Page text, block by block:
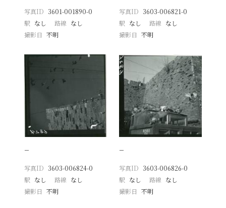
写真ID 3601-001890-0
駅 なし 路線 なし
撮影日
不明
写真ID 3603-006821-0
駅 なし 路線 なし
撮影日 不明
−
写真ID 3603-006824-0
駅 なし 路線 なし
撮影日
不明
−
写真ID 3603-006826-0
駅 なし 路線 なし
撮影日 不明